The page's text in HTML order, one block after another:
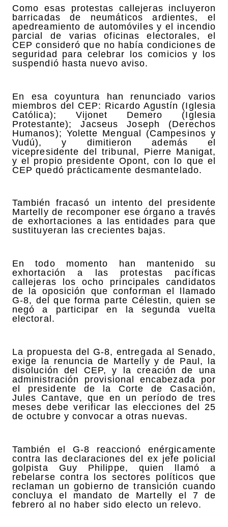
Como esas protestas callejeras incluyeron
barricadas de neumáticos ardientes, el
apedreamiento de automóviles y el incendio
parcial de varias oficinas electorales, el
CEP consideró que no había condiciones de
seguridad para celebrar los comicios y los
suspendió hasta nuevo aviso.
En esa coyuntura han renunciado varios
miembros del CEP: Ricardo Agustín (Iglesia
Católica); Vijonet Demero (Iglesia
Protestante); Jacseus Joseph (Derechos
Humanos); Yolette Mengual (Campesinos y
Vudú), y dimitieron además el
vicepresidente del tribunal, Pierre Manigat,
y el propio presidente Opont, con lo que el
CEP quedó prácticamente desmantelado.
También fracasó un intento del presidente
Martelly de recomponer ese órgano a través
de exhortaciones a las entidades para que
sustituyeran las crecientes bajas.
En todo momento han mantenido su
exhortación a las protestas pacíficas
callejeras los ocho principales candidatos
de la oposición que conforman el llamado
G-8, del que forma parte Célestin, quien se
negó a participar en la segunda vuelta
electoral.
La propuesta del G-8, entregada al Senado,
exige la renuncia de Martelly y de Paul, la
disolución del CEP, y la creación de una
administración provisional encabezada por
el presidente de la Corte de Casación,
Jules Cantave, que en un período de tres
meses debe verificar las elecciones del 25
de octubre y convocar a otras nuevas.
También el G-8 reaccionó enérgicamente
contra las declaraciones del ex jefe policial
golpista Guy Philippe, quien llamó a
rebelarse contra los sectores políticos que
reclaman un gobierno de transición cuando
concluya el mandato de Martelly el 7 de
febrero al no haber sido electo un relevo.